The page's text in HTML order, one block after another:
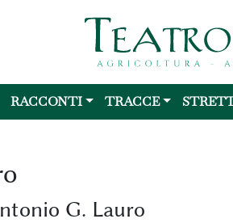
RACCONTI TRACCE
G. Lauro